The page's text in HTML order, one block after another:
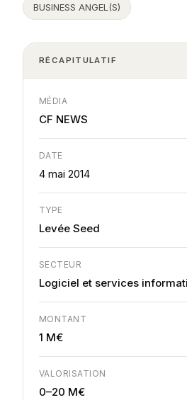
BUSINESS ANGEL(S)
RÉCAPITULATIF
MÉDIA
CF NEWS
DATE
4 mai 2014
TYPE
Levée Seed
SECTEUR
Logiciel et services
MONTANT
1 M€
VALORISATION
0–20 M€